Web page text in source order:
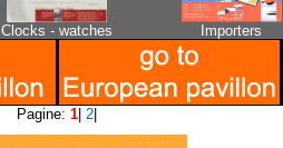
Clocks - watches Importers
Pagine: 1 2